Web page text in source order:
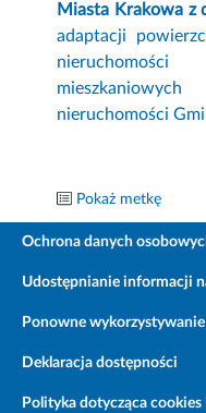
Miasta Krakowa z
adaptacji
nieruchomości
Pokaż metkę
Ochrona danych
Udostępnianie informacji
Ponowne
Deklaracja dostępności
Polityka dotycząca